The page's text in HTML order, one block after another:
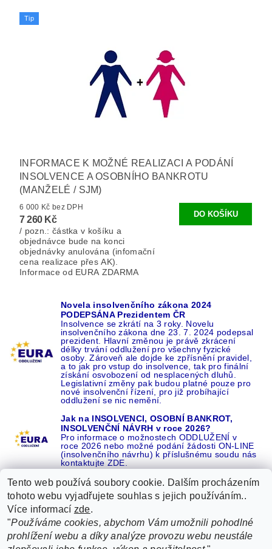
Tip
INFORMACE K MOŽNÉ REALIZACI A PODÁNÍ
INSOLVENCE A OSOBNÍHO BANKROTU
(MANŽELÉ / SJM)
6 000 Kč bez DPH
7 260 Kč
/ pozn.: částka v košíku a
objednávce bude na konci
objednávky anulována (infomační
cena realizace přes AK).
Informace od EURA ZDARMA
Novela insolvenčního zákona 2024
PODEPSÁNA Prezidentem ČR
Insolvence se zkrátí na 3 roky. Novelu
insolvenčního zákona dne 23. 7. 2024 podepsal
prezident. Hlavní změnou je právě zkrácení
délky trvání oddlužení pro všechny fyzické
osoby. Zároveň ale dojde ke zpřísnění pravidel,
a to jak pro vstup do insolvence, tak pro finální
získání osvobození od nesplacených dluhů.
Legislativní změny pak budou platné pouze pro
nové insolvenční řízení, pro již probíhající
oddlužení se nic nemění.
Jak na INSOLVENCI, OSOBNÍ BANKROT,
INSOLVENČNÍ NÁVRH v roce 2026?
Pro informace o možnostech ODDLUŽENÍ v
roce 2026 nebo možné podání žádosti ON-LINE
(insolvenčního návrhu) k příslušnému soudu nás
kontaktujte ZDE.
Recenze o NÁS na GOOGLE 16 let REFERENCÍ v celé ČR |
Recenze o NÁS na SEZNAMU |
ŽÁDEJTE život BEZ DLUHŮ nebo EXEKUCÍ ZDE
Tento web používá soubory cookie. Dalším procházením
tohoto webu vyjadřujete souhlas s jejich používáním..
Více informací zde.
"Používáme cookies, abychom Vám umožnili pohodlné
prohlížení webu a díky analýze provozu webu neustále